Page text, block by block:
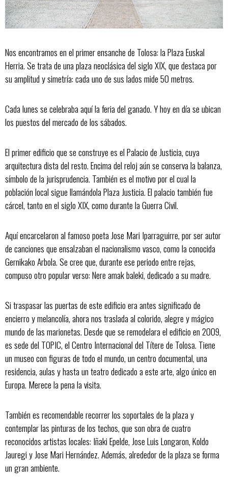
Nos encontramos en el primer ensanche de Tolosa: la Plaza Euskal
Herria. Se trata de una plaza neoclásica del siglo XIX, que destaca por
su amplitud y simetría: cada uno de sus lados mide 50 metros.
Cada lunes se celebraba aquí la feria del ganado. Y hoy en día se ubican
los puestos del mercado de los sábados.
El primer edificio que se construye es el Palacio de Justicia, cuya
arquitectura dista del resto. Encima del reloj aún se conserva la balanza,
símbolo de la jurisprudencia. También es el motivo por el cual la
población local sigue llamándola Plaza Justicia. El palacio también fue
cárcel, tanto en el siglo XIX, como durante la Guerra Civil.
Aquí encarcelaron al famoso poeta Jose Mari Iparraguirre, por ser autor
de canciones que ensalzaban el nacionalismo vasco, como la conocida
Gernikako Arbola. Se cree que, durante ese periodo entre rejas,
compuso otro popular verso: Nere amak baleki, dedicado a su madre.
Si traspasar las puertas de este edificio era antes significado de
encierro y melancolía, ahora nos traslada al colorido, alegre y mágico
mundo de las marionetas. Desde que se remodelara el edificio en 2009,
es sede del TOPIC, el Centro Internacional del Títere de Tolosa. Tiene
un museo con figuras de todo el mundo, un centro documental, una
residencia, aulas y hasta un teatro dedicado a este arte, algo único en
Europa. Merece la pena la visita.
También es recomendable recorrer los soportales de la plaza y
contemplar las pinturas de los techos, que son obra de cuatro
reconocidos artistas locales: Iñaki Epelde, Jose Luis Longaron, Koldo
Jauregi y Jose Mari Hernández. Además, alrededor de la plaza se forma
un gran ambiente.